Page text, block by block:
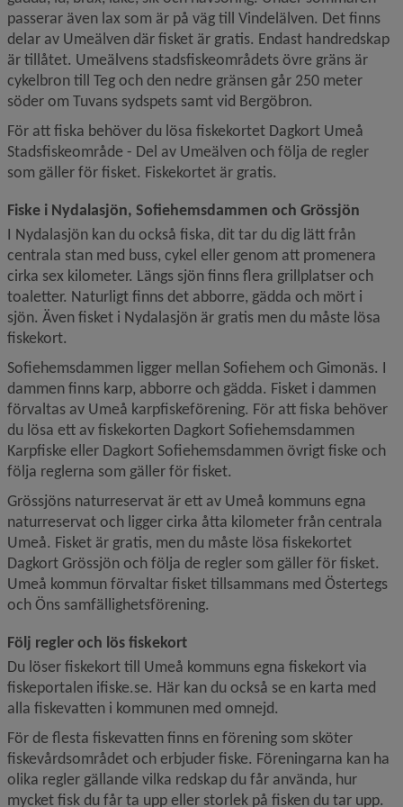
passerar även lax som är på väg till Vindelälven. Det finns
delar av Umeälven där fisket är gratis. Endast handredskap
är tillåtet. Umeälvens stadsfiskeområdets övre gräns är
cykelbron till Teg och den nedre gränsen går 250 meter
söder om Tuvans sydspets samt vid Bergöbron.
För att fiska behöver du lösa fiskekortet Dagkort Umeå
Stadsfiskeområde - Del av Umeälven och följa de regler
som gäller för fisket. Fiskekortet är gratis.
Fiske i Nydalasjön, Sofiehemsdammen och Grössjön
I Nydalasjön kan du också fiska, dit tar du dig lätt från
centrala stan med buss, cykel eller genom att promenera
cirka sex kilometer. Längs sjön finns flera grillplatser och
toaletter. Naturligt finns det abborre, gädda och mört i
sjön. Även fisket i Nydalasjön är gratis men du måste lösa
fiskekort.
Sofiehemsdammen ligger mellan Sofiehem och Gimonäs. I
dammen finns karp, abborre och gädda. Fisket i dammen
förvaltas av Umeå karpfiskeförening. För att fiska behöver
du lösa ett av fiskekorten Dagkort Sofiehemsdammen
Karpfiske eller Dagkort Sofiehemsdammen övrigt fiske och
följa reglerna som gäller för fisket.
Grössjöns naturreservat är ett av Umeå kommuns egna
naturreservat och ligger cirka åtta kilometer från centrala
Umeå. Fisket är gratis, men du måste lösa fiskekortet
Dagkort Grössjön och följa de regler som gäller för fisket.
Umeå kommun förvaltar fisket tillsammans med Östertegs
och Öns samfällighetsförening.
Följ regler och lös fiskekort
Du löser fiskekort till Umeå kommuns egna fiskekort via
fiskeportalen ifiske.se. Här kan du också se en karta med
alla fiskevatten i kommunen med omnejd.
För de flesta fiskevatten finns en förening som sköter
fiskevårdsområdet och erbjuder fiske. Föreningarna kan ha
olika regler gällande vilka redskap du får använda, hur
mycket fisk du får ta upp eller storlek på fisken du tar upp.